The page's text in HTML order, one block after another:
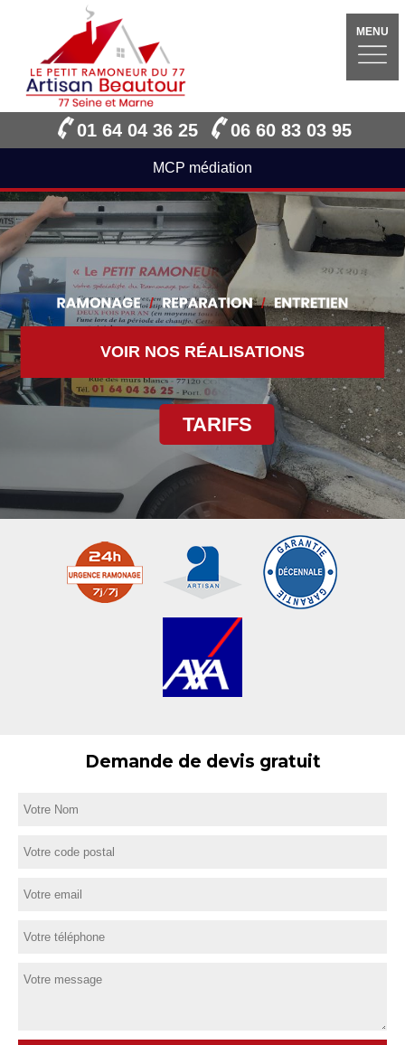
MENU
01 64 04 36 25 06 60 83 03 95
MCP médiation
VOIR NOS RÉALISATIONS
TARIFS
Demande de devis gratuit